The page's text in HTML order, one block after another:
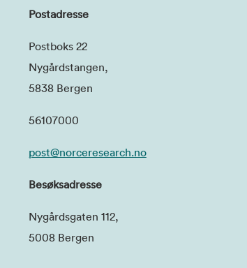
Postadresse
Postboks 22
Nygårdstangen,
5838 Bergen
56107000
post@norceresearch.no
Besøksadresse
Nygårdsgaten 112,
5008 Bergen